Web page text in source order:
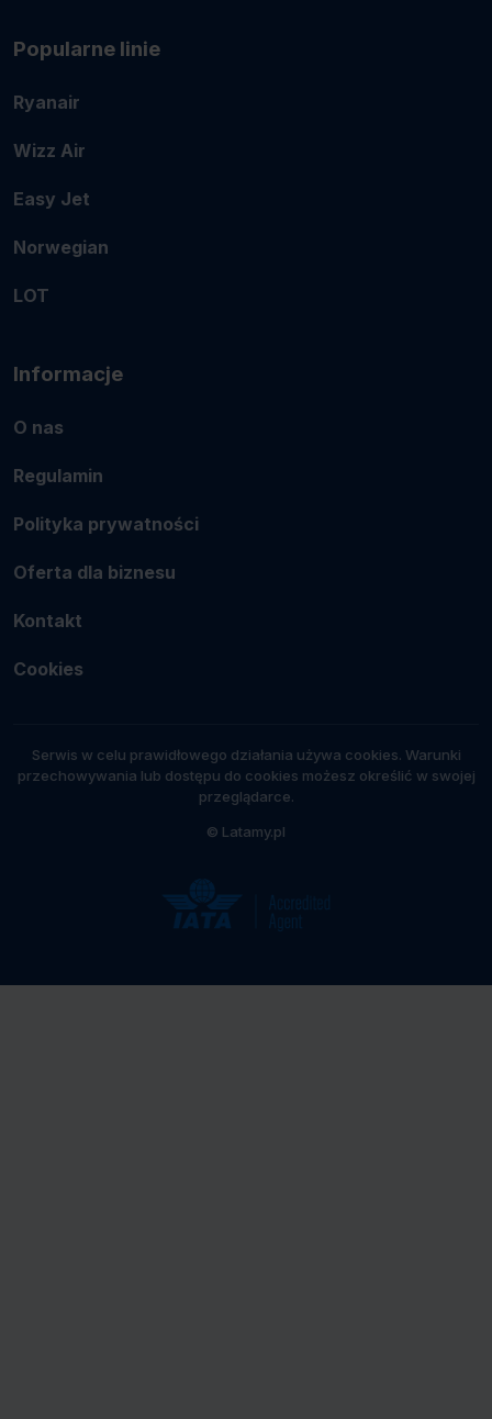
Popularne linie
Ryanair
Wizz Air
Easy Jet
Norwegian
LOT
Informacje
O nas
Regulamin
Polityka prywatności
Oferta dla biznesu
Kontakt
Cookies
Serwis w celu prawidłowego działania używa cookies. Warunki
przechowywania lub dostępu do cookies możesz określić w swojej
przeglądarce.
© Latamy.pl